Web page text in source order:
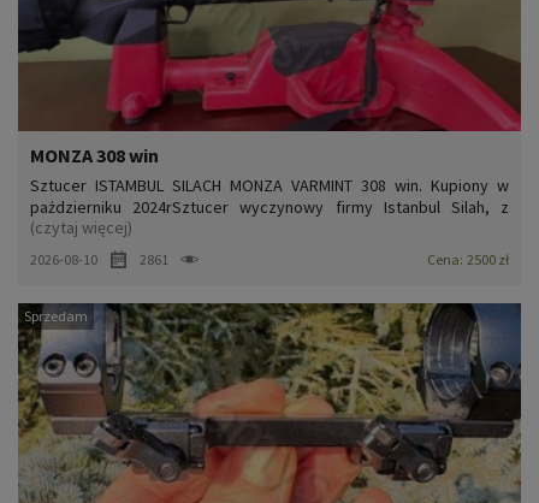
MONZA 308 win
Sztucer ISTAMBUL SILACH MONZA VARMINT 308 win. Kupiony w
pażdzierniku 2024rSztucer wyczynowy firmy Istanbul Silah, z
precyzyjną varmintowską lufą długości 61 cm bez mechanicznych
przyrządów celowniczych. Średnica wylotu wynosi aż 22 mm. skok
gwintu 1:10umożliwia wykorzystanie cięższych pocisków. Moż...
(czytaj więcej)
2026-08-10 2861 Cena: 2500 zł
Sprzedam